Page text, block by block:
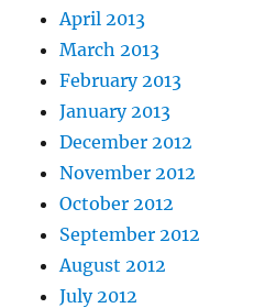
April 2013
March 2013
February 2013
January 2013
December 2012
November 2012
October 2012
September 2012
August 2012
July 2012